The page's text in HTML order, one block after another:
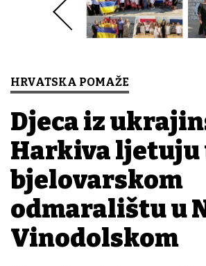
HRVATSKA POMAŽE
Djeca iz
Harkiva ljetuju
bjelovarskom
odmaralištu u
Vinodolskom